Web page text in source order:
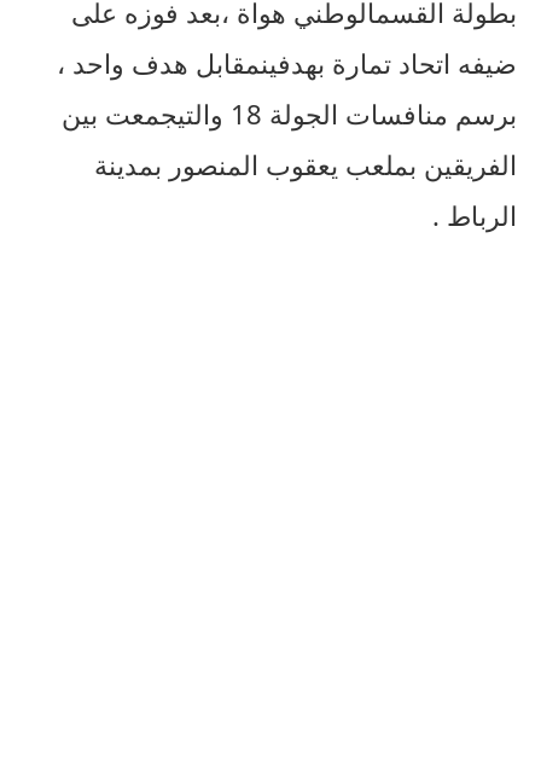
بطولة القسمالوطني هواة ،بعد فوزه على
ضيفه اتحاد تمارة بهدفينمقابل هدف واحد ،
برسم منافسات الجولة والتيجمعت بين
الفريقين بملعب يعقوب المنصور بمدينة
الرباط .